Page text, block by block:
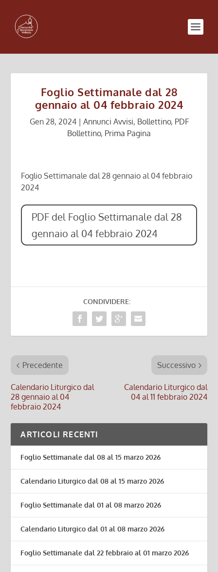
Foglio Settimanale dal 28
gennaio al 04 febbraio 2024
Gen 28, 2024| Annunci Avvisi, Bollettino, PDF
Bollettino, Prima Pagina
Foglio Settimanale dal 28 gennaio al 04 febbraio
2024
PDF del Foglio Settimanale dal 28
gennaio al 04 febbraio 2024
CONDIVIDERE:
Precedente
Calendario Liturgico dal
28 gennaio al 04
febbraio 2024
Successivo
Calendario Liturgico dal
04 al 11 febbraio 2024
ARTICOLI RECENTI
Foglio Settimanale dal 08 al 15 marzo 2026
Calendario Liturgico dal 08 al 15 marzo 2026
Foglio Settimanale dal 01 al 08 marzo 2026
Calendario Liturgico dal 01 al 08 marzo 2026
Foglio Settimanale dal 22 febbraio al 01 marzo 2026